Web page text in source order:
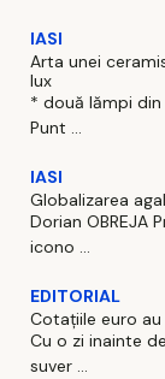
IASI
Arta unei
lux
* două lămpi
Punt ...
IASI
Globalizarea
Dorian OBREJA
icono ...
EDITORIAL
Cotațiile euro
Cu o zi inainte
suver ...